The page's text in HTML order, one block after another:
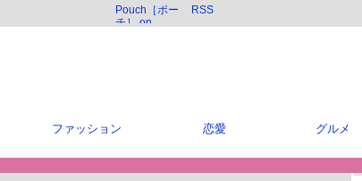
Pouch［ポー
チ］ on
RSS
ファッション 恋愛 グルメ